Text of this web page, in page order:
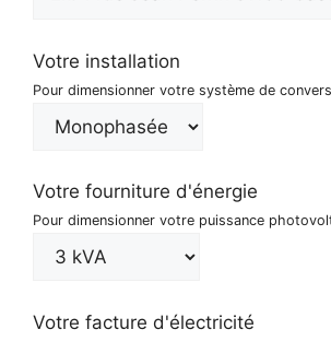
Votre installation
Pour dimensionner votre système de
Votre fourniture d'énergie
Pour dimensionner votre puissance
Votre facture d'électricité